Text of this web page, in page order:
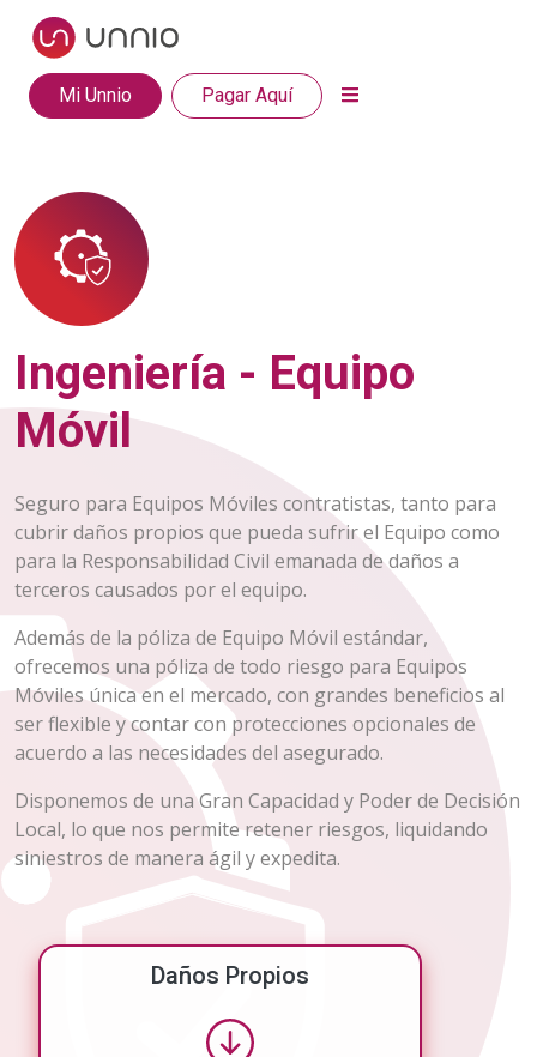
Mi Unnio Pagar Aquí
Ingeniería - Equipo
Móvil
Seguro para Equipos Móviles contratistas, tanto para
cubrir daños propios que pueda sufrir el Equipo como
para la Responsabilidad Civil emanada de daños a
terceros causados por el equipo.
Además de la póliza de Equipo Móvil estándar,
ofrecemos una póliza de todo riesgo para Equipos
Móviles única en el mercado, con grandes beneficios al
ser flexible y contar con protecciones opcionales de
acuerdo a las necesidades del asegurado.
Disponemos de una Gran Capacidad y Poder de Decisión
Local, lo que nos permite retener riesgos, liquidando
siniestros de manera ágil y expedita.
Daños Propios